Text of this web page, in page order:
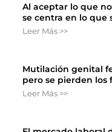
Al aceptar lo que
se centra en lo que
Leer Más >>
Mutilación genital
pero se pierden los
Leer Más >>